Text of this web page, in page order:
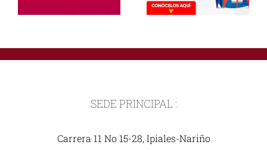
SEDE PRINCIPAL :
Carrera 11 No 15-28, Ipiales-Nariño